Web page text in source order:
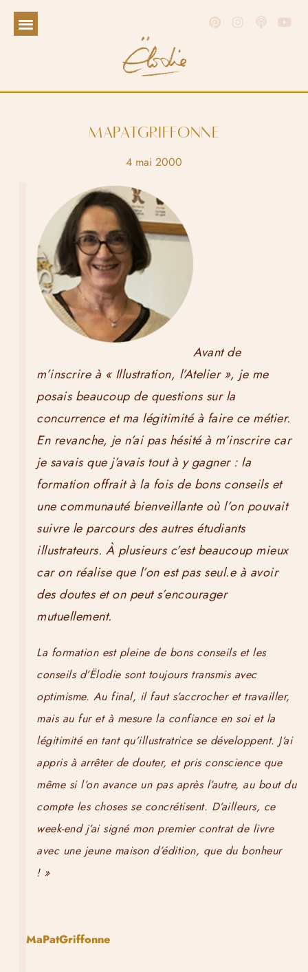
MAPATGRIFFONNE
4 mai 2000
Avant de
m’inscrire à « Illustration, l’Atelier », je me
posais beaucoup de questions sur la
concurrence et ma légitimité à faire ce métier.
En revanche, je n’ai pas hésité à m’inscrire car
je savais que j’avais tout à y gagner : la
formation offrait à la fois de bons conseils et
une communauté bienveillante où l’on pouvait
suivre le parcours des autres étudiants
illustrateurs. À plusieurs c’est beaucoup mieux
car on réalise que l’on est pas seul.e à avoir
des doutes et on peut s’encourager
mutuellement.
La formation est pleine de bons conseils et les
conseils d’Ëlodie sont toujours transmis avec
optimisme. Au final, il faut s’accrocher et travailler,
mais au fur et à mesure la confiance en soi et la
légitimité en tant qu’illustratrice se développent. J’ai
appris à arrêter de douter, et pris conscience que
même si l’on avance un pas après l’autre, au bout du
compte les choses se concrétisent. D’ailleurs, ce
week-end j’ai signé mon premier contrat de livre
avec une jeune maison d’édition, que du bonheur
! »
MaPatGriffonne